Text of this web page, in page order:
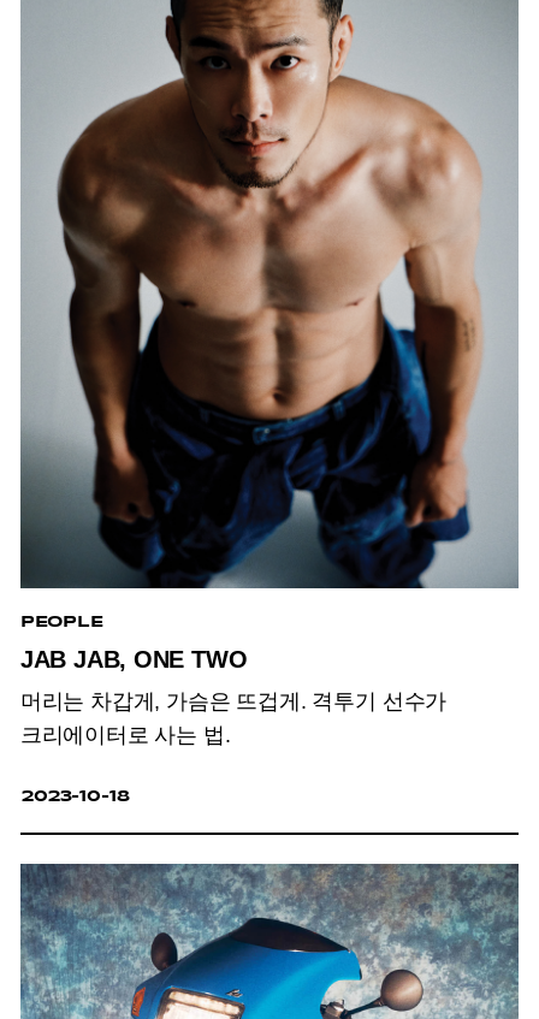
PEOPLE
JAB JAB, ONE TWO
머리는 차갑게, 가슴은 뜨겁게. 격투기 선수가
크리에이터로 사는 법.
2023-10-18